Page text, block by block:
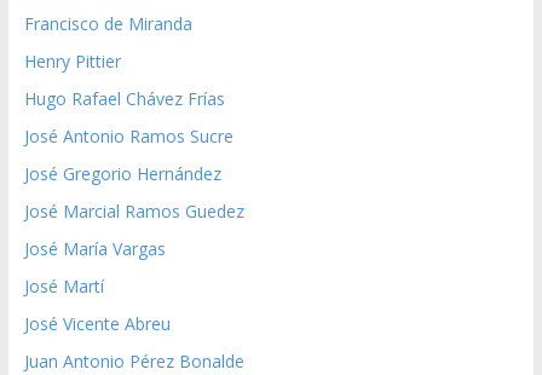
Francisco de Miranda
Henry Pittier
Hugo Rafael Chávez Frías
José Antonio Ramos Sucre
José Gregorio Hernández
José Marcial Ramos Guedez
José María Vargas
José Martí
José Vicente Abreu
Juan Antonio Pérez Bonalde